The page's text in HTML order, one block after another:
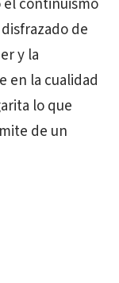
el continuismo
de
y la
en la cualidad
lo que
de un